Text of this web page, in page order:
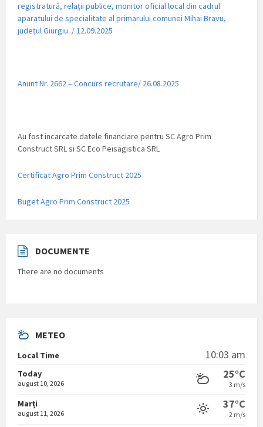
registratură, relații publice, monitor oficial local din cadrul
aparatului de specialitate al primarului comunei Mihai Bravu,
județul Giurgiu. / 12.09.2025
Anunt Nr. 2662 – Concurs recrutare/ 26.08.2025
Au fost incarcate datele financiare pentru SC Agro Prim
Construct SRL si SC Eco Peisagistica SRL
Certificat Agro Prim Construct 2025
Buget Agro Prim Construct 2025
DOCUMENTE
There are no documents
METEO
Local Time 10:03 am
Today
august 10, 2026
25°C
3 m/s
Marți
august 11, 2026
37°C
2 m/s